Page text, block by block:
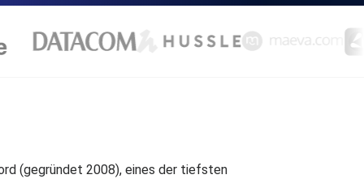
(gegründet 2008), eines der tiefsten